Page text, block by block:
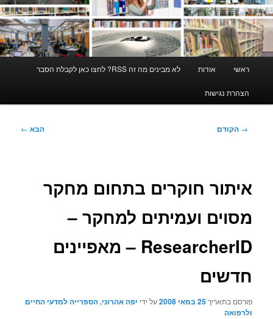
ראשי אודות לא מבינים מה זה RSS? לחצו כאן לקבלת הסבר
הצהרת נגישות
ניווט
→ הקודם הבא ←
איתור חוקרים בתחום מחקר
מסוים ועמיתים למחקר –
ResearcherID – מאפיינים
חדשים
פורסם בתאריך25 במאי 2008 על ידי יפה אהרוני, הספרייה למדעי החיים
ולרפואה